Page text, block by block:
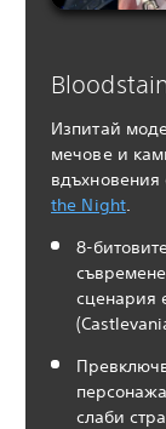
Изпитай
мечове и
вдъхновения
the Night.
8-
сценария
слаби